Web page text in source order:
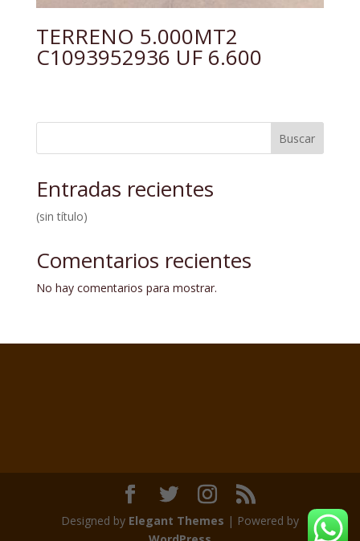
TERRENO 5.000MT2
C1093952936 UF 6.600
Buscar
Entradas recientes
(sin título)
Comentarios recientes
No hay comentarios para mostrar.
Designed by Elegant Themes | Powered by